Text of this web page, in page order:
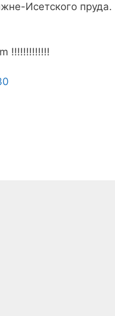
Исетского пруда.
!!!!!!!!!!!!!